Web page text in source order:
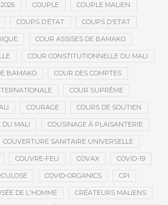
COUPLE COUPLE MALIEN
COUPS D’ÉTAT COUPS D'ETAT
COUR ASSISES DE BAMAKO
COUR CONSTITUTIONNELLE DU MALI
BAMAKO COUR DES COMPTES
COUR SUPRÊME
COURAGE COURS DE SOUTIEN
DU MALI COUSINAGE À PLAISANTERIE
COUVERTURE SANITAIRE UNIVERSELLE
COUVRE-FEU COVAX COVID-19
COVID-ORGANICS CPI
DE L'HOMME CRÉATEURS MALIENS